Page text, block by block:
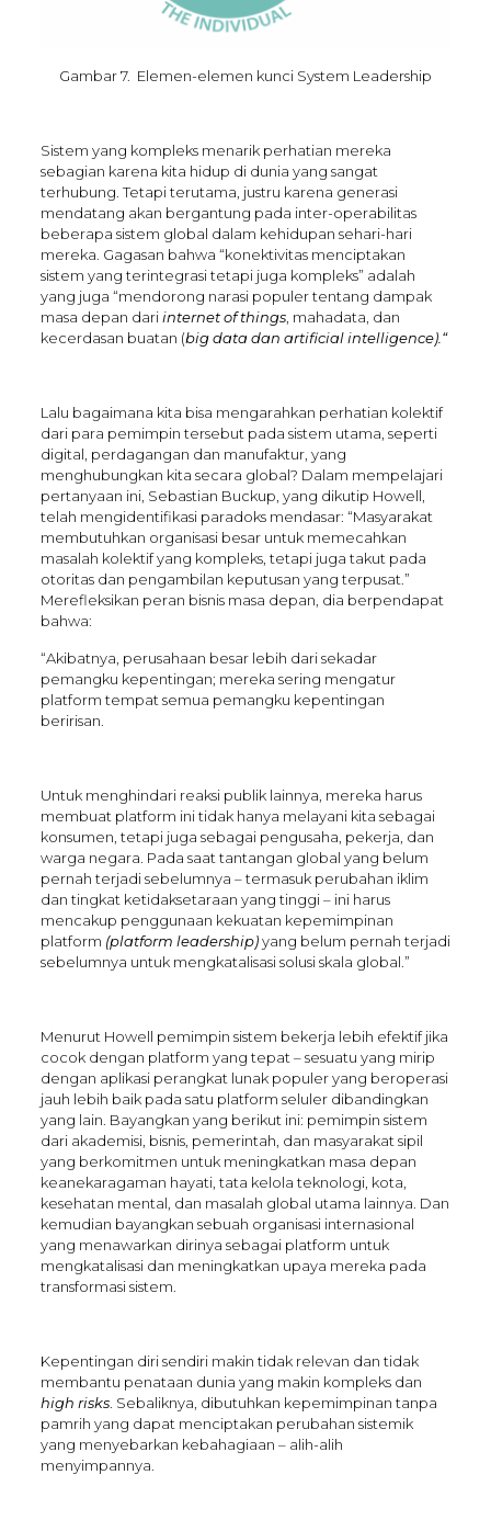
Gambar 7. Elemen-elemen kunci System Leadership
Sistem yang kompleks menarik perhatian mereka
sebagian karena kita hidup di dunia yang sangat
terhubung. Tetapi terutama, justru karena generasi
mendatang akan bergantung pada inter-operabilitas
beberapa sistem global dalam kehidupan sehari-hari
mereka. Gagasan bahwa “konektivitas menciptakan
sistem yang terintegrasi tetapi juga kompleks” adalah
yang juga “mendorong narasi populer tentang dampak
masa depan dariinternet of things, mahadata, dan
kecerdasan buatan (big data dan artificial intelligence). “
Lalu bagaimana kita bisa mengarahkan perhatian kolektif
dari para pemimpin tersebut pada sistem utama, seperti
digital, perdagangan dan manufaktur, yang
menghubungkan kita secara global? Dalam mempelajari
pertanyaan ini, Sebastian Buckup, yang dikutip Howell,
telah mengidentifikasi paradoks mendasar: “Masyarakat
membutuhkan organisasi besar untuk memecahkan
masalah kolektif yang kompleks, tetapi juga takut pada
otoritas dan pengambilan keputusan yang terpusat.”
Merefleksikan peran bisnis masa depan, dia berpendapat
bahwa:
“Akibatnya, perusahaan besar lebih dari sekadar
pemangku kepentingan; mereka sering mengatur
platform tempat semua pemangku kepentingan
beririsan.
Untuk menghindari reaksi publik lainnya, mereka harus
membuat platform ini tidak hanya melayani kita sebagai
konsumen, tetapi juga sebagai pengusaha, pekerja, dan
warga negara. Pada saat tantangan global yang belum
pernah terjadi sebelumnya – termasuk perubahan iklim
dan tingkat ketidaksetaraan yang tinggi – ini harus
mencakup penggunaan kekuatan kepemimpinan
platform (platform leadership)yang belum pernah terjadi
sebelumnya untuk mengkatalisasi solusi skala global.”
Menurut Howell pemimpin sistem bekerja lebih efektif jika
cocok dengan platform yang tepat – sesuatu yang mirip
dengan aplikasi perangkat lunak populer yang beroperasi
jauh lebih baik pada satu platform seluler dibandingkan
yang lain. Bayangkan yang berikut ini: pemimpin sistem
dari akademisi, bisnis, pemerintah, dan masyarakat sipil
yang berkomitmen untuk meningkatkan masa depan
keanekaragaman hayati, tata kelola teknologi, kota,
kesehatan mental, dan masalah global utama lainnya. Dan
kemudian bayangkan sebuah organisasi internasional
yang menawarkan dirinya sebagai platform untuk
mengkatalisasi dan meningkatkan upaya mereka pada
transformasi sistem.
Kepentingan diri sendiri makin tidak relevan dan tidak
membantu penataan dunia yang makin kompleks dan
high risks. Sebaliknya, dibutuhkan kepemimpinan tanpa
pamrih yang dapat menciptakan perubahan sistemik
yang menyebarkan kebahagiaan – alih-alih
menyimpannya.